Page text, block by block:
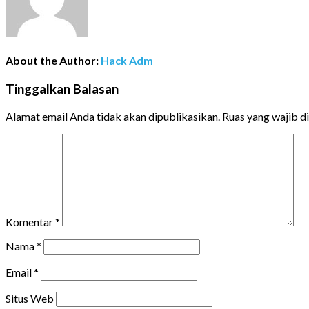
About the Author: Hack Adm
Tinggalkan Balasan
Alamat email Anda tidak akan dipublikasikan. Ruas yang wajib
Komentar*
Nama*
Email*
Situs Web